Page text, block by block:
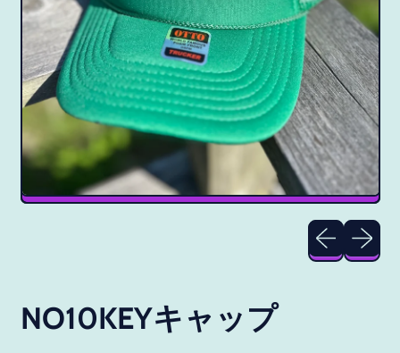
Previous slide
Next slide
NO10KEYキャップ